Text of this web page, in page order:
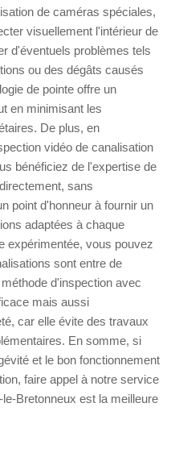
de caméras spéciales,
visuellement l'intérieur de
d'éventuels problèmes tels
ou des dégâts causés
de pointe offre un
en minimisant les
De plus, en
vidéo de canalisation
bénéficiez de l'expertise de
sans
point d'honneur à fournir un
adaptées à chaque
expérimentée, vous pouvez
sont entre de
d'inspection avec
mais aussi
car elle évite des travaux
En somme, si
et le bon fonctionnement
faire appel à notre service
Bretonneux est la meilleure